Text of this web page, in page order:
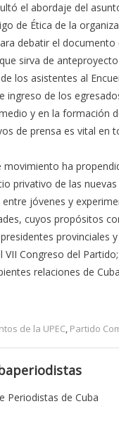
el abordaje del
de Ética de la
debatir el
sirva de
los asistentes al
de los
y en la formación
de prensa es vital
ha
privativo de las
jóvenes y
cuyos propósitos
provinciales
Congreso del
relaciones de
de la UPEC, Partido
Periodistas de Cuba